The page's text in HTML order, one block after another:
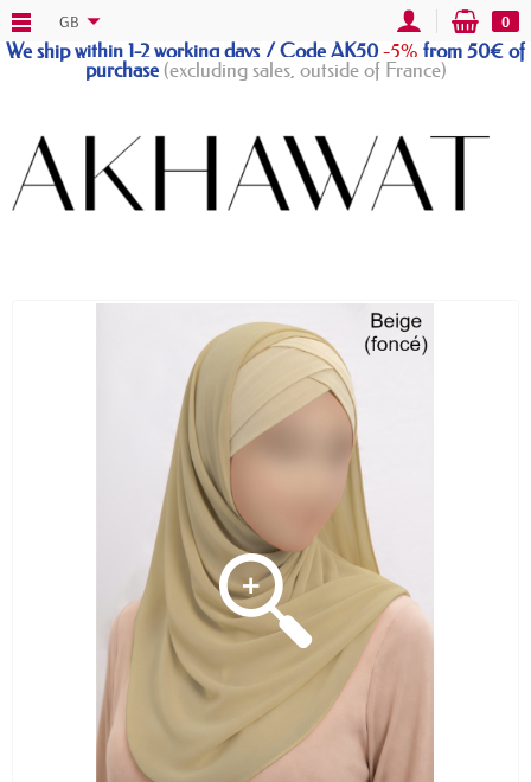
We ship within 1-2 working days / Code AK50-5% from 50€ of
purchase(excluding sales, outside of France)
GB 0